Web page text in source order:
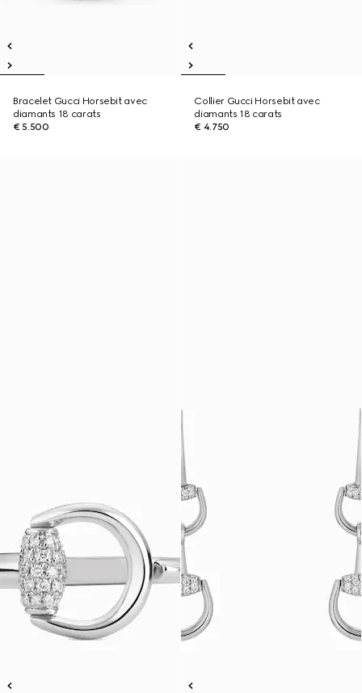
Bracelet Gucci Horsebit avec
diamants 18 carats
€ 5.500
Collier Gucci Horsebit avec
diamants 18 carats
€ 4.750